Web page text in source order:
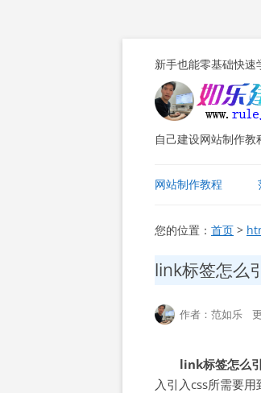
新手也能零基础快速
自己建设网站制作教
网站制作教程
您的位置： 首页 >
link标签怎么
作者：范如乐
link标签怎么
入引入css所需要